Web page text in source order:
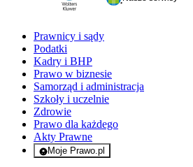
Prawnicy i sądy
Podatki
Kadry i BHP
Prawo w biznesie
Samorząd i administracja
Szkoły i uczelnie
Zdrowie
Prawo dla każdego
Akty Prawne
Moje Prawo.pl
- rejestracja i logowanie do